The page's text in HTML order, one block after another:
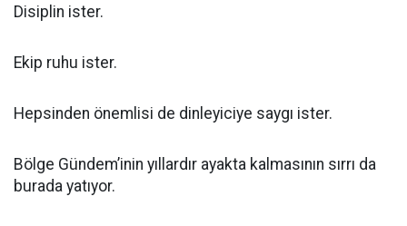
Disiplin ister.
Ekip ruhu ister.
Hepsinden önemlisi de dinleyiciye saygı ister.
Bölge Gündem’inin yıllardır ayakta kalmasının sırrı da
burada yatıyor.